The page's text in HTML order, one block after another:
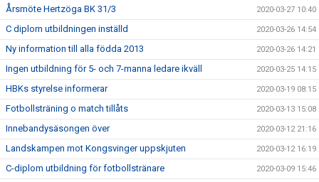
Årsmöte Hertzöga BK 31/3 2020-03-27 10:40
C diplom utbildningen inställd 2020-03-26 14:54
Ny information till alla födda 2013 2020-03-26 14:21
Ingen utbildning för 5- och 7-manna ledare ikväll 2020-03-25 14:15
HBKs styrelse informerar 2020-03-19 08:15
Fotbollsträning o match tillåts 2020-03-13 15:08
Innebandysäsongen över 2020-03-12 21:16
Landskampen mot Kongsvinger uppskjuten 2020-03-12 16:19
C-diplom utbildning för fotbollstränare 2020-03-09 15:46